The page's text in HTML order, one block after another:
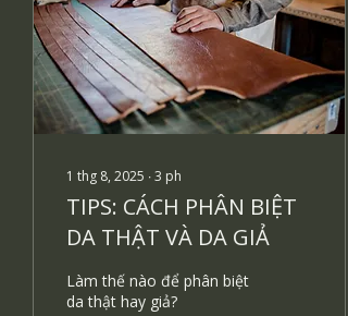
1 thg 8, 2025 ∙3 ph
TIPS: CÁCH PHÂN BIỆT
DA THẬT VÀ DA GIẢ
Làm thế nào để phân biệt
da thật hay giả?